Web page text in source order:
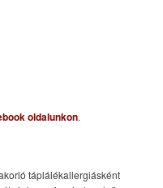
oldalunkon.
táplálékallergiásként